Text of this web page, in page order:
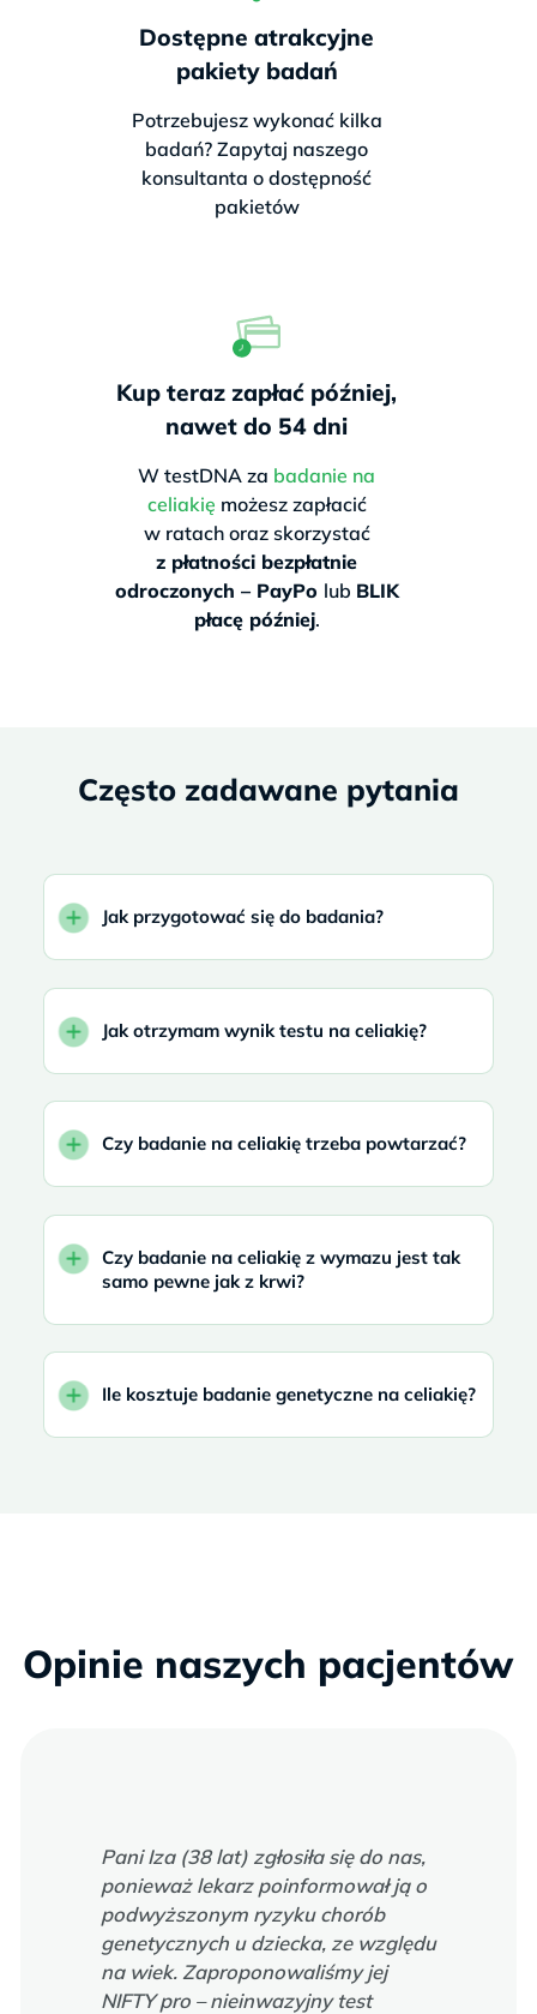
Dostępne atrakcyjne
pakiety badań
Potrzebujesz wykonać kilka
badań? Zapytaj naszego
konsultanta o dostępność
pakietów
Kup teraz zapłać później,
nawet do 54 dni
W testDNA za badanie na
celiakię możesz zapłacić
w ratach oraz skorzystać
z płatności bezpłatnie
odroczonych – PayPo lub BLIK
płacę później.
Często zadawane pytania
Jak przygotować się do badania?
Jak otrzymam wynik testu na celiakię?
Czy badanie na celiakię trzeba powtarzać?
Czy badanie na celiakię z wymazu jest tak
samo pewne jak z krwi?
Ile kosztuje badanie genetyczne na celiakię?
Opinie naszych pacjentów
Pani Iza (38 lat) zgłosiła się do nas,
ponieważ lekarz poinformował ją o
podwyższonym ryzyku chorób
genetycznych u dziecka, ze względu
na wiek. Zaproponowaliśmy jej
NIFTY pro – nieinwazyjny test